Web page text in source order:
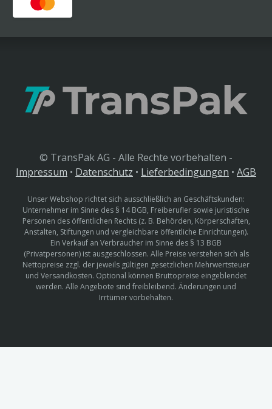
© TransPak AG - Alle Rechte vorbehalten -
Impressum • Datenschutz • Lieferbedingungen • AGB
Unser Webshop richtet sich ausschließlich an Geschäftskunden:
Unternehmer im Sinne des § 14 BGB, Freiberufler sowie juristische
Personen des öffentlichen Rechts (z. B. Behörden, Körperschaften,
Anstalten, Stiftungen und vergleichbare öffentliche Einrichtungen).
Ein Verkauf an Verbraucher im Sinne des § 13 BGB
(Privatpersonen) ist ausgeschlossen. Alle Preise verstehen sich als
Nettopreise zzgl. der jeweils gültigen gesetzlichen Mehrwertsteuer
und Versandkosten. Optional können Bruttopreise eingeblendet
werden. Alle Angebote sind freibleibend. Änderungen und
Irrtümer vorbehalten.